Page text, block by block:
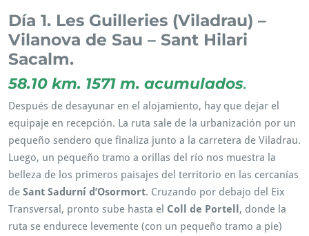
Día 1. Les Guilleries (Viladrau) –
Vilanova de Sau – Sant Hilari
Sacalm.
58.10 km. 1571 m. acumulados.
Después de desayunar en el alojamiento, hay que dejar el
equipaje en recepción. La ruta sale de la urbanización por un
pequeño sendero que finaliza junto a la carretera de Viladrau.
Luego, un pequeño tramo a orillas del río nos muestra la
belleza de los primeros paisajes del territorio en las cercanías
de Sant Sadurní d’Osormort. Cruzando por debajo del Eix
Transversal, pronto sube hasta el Coll de Portell , donde la
ruta se endurece levemente (con un pequeño tramo a pie)